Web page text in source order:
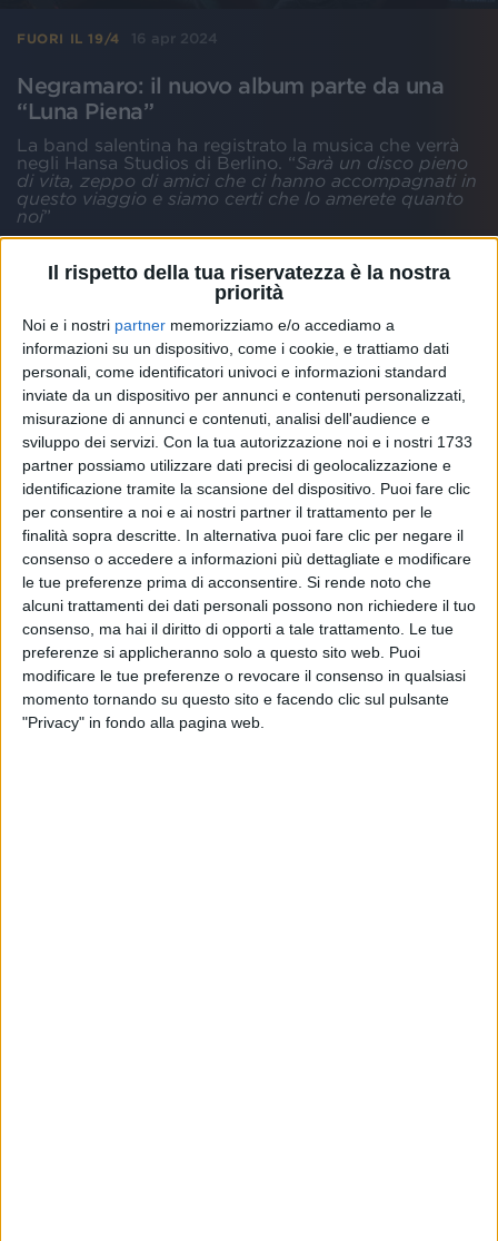
Il rispetto della tua riservatezza è la nostra
priorità
Noi e i nostri partner memorizziamo e/o accediamo a
informazioni su un dispositivo, come i cookie, e trattiamo dati
personali, come identificatori univoci e informazioni standard
inviate da un dispositivo per annunci e contenuti personalizzati,
misurazione di annunci e contenuti, analisi dell'audience e
sviluppo dei servizi. Con la tua autorizzazione noi e i nostri 1733
partner possiamo utilizzare dati precisi di geolocalizzazione e
identificazione tramite la scansione del dispositivo. Puoi fare clic
per consentire a noi e ai nostri partner il trattamento per le
finalità sopra descritte. In alternativa puoi fare clic per negare il
consenso o accedere a informazioni più dettagliate e modificare
le tue preferenze prima di acconsentire. Si rende noto che
alcuni trattamenti dei dati personali possono non richiedere il tuo
consenso, ma hai il diritto di opporti a tale trattamento. Le tue
preferenze si applicheranno solo a questo sito web. Puoi
modificare le tue preferenze o revocare il consenso in qualsiasi
momento tornando su questo sito e facendo clic sul pulsante
"Privacy" in fondo alla pagina web.
FUORI IL 19/4 16 apr 2024
Negramaro: il nuovo album parte da una
“Luna Piena”
La band salentina ha registrato la musica che verrà
negli Hansa Studios di Berlino. “Sarà un disco pieno
di vita, zeppo di amici che ci hanno accompagnati in
questo viaggio e siamo certi che lo amerete quanto
noi”
Andrea Daz
NEWS 18 dic 2020
Negramaro, video intervista: dalla crisi con
'lockdown interno' a Contatto
La loro chat senza regole, lo smart recording, i figli e